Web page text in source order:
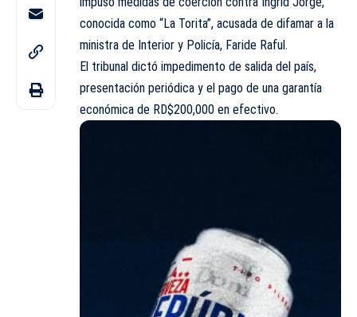
conocida como “La Torita”, acusada de difamar a la
ministra de Interior y Policía, Faride Raful.
El tribunal dictó impedimento de salida del país,
presentación periódica y el pago de una garantía
económica de RD$200,000 en efectivo.